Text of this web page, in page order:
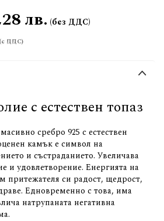
лв.
с естествен топаз
сребро 925 с естествен
камък е символ на
и състраданието. Увеличава
и удовлетворение. Енергията на
притежателя си радост, щедрост,
Едновременно с това, има
натрупаната негативна